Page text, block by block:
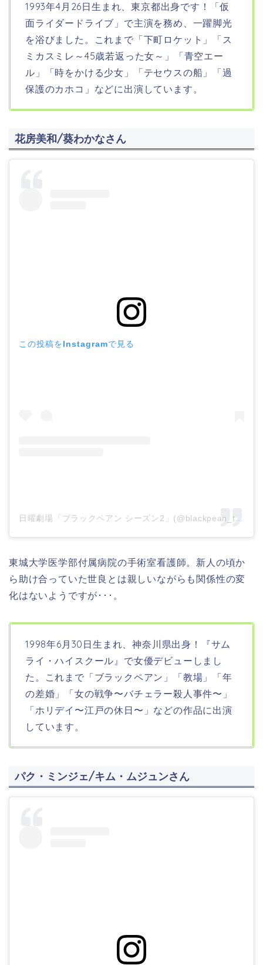
1993年4月26日生まれ、東京都出身です！「仮
面ライダードライブ」で主演を務め、一躍脚光
を浴びました。これまで「下町ロケット」「ス
ミカスミレ～45歳若返った女～」「青空エー
ル」「時をかける少女」「テセウスの船」「過
保護のカホコ」などに出演しています。
花房美和/葵わかなさん
この投稿をInstagramで見る
東城大学医学部付属病院の手術室看護師。新人の頃か
ら助け合っていた世良とは親しいながらも関係性の変
化はないようですが･･･。
1998年6月30日生まれ、神奈川県出身！
『サム
ライ・ハイスクール』で女優デビューしまし
た。これまで「ブラックペアン」「教場」「年
の差婚」「女の戦争〜バチェラー殺人事件〜」
「ホリデイ〜江戸の休日〜」などの作品に出演
しています。
パク・ミンジェ/キム・ムジュンさん